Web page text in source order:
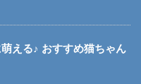
える♪ おすすめ猫ちゃん